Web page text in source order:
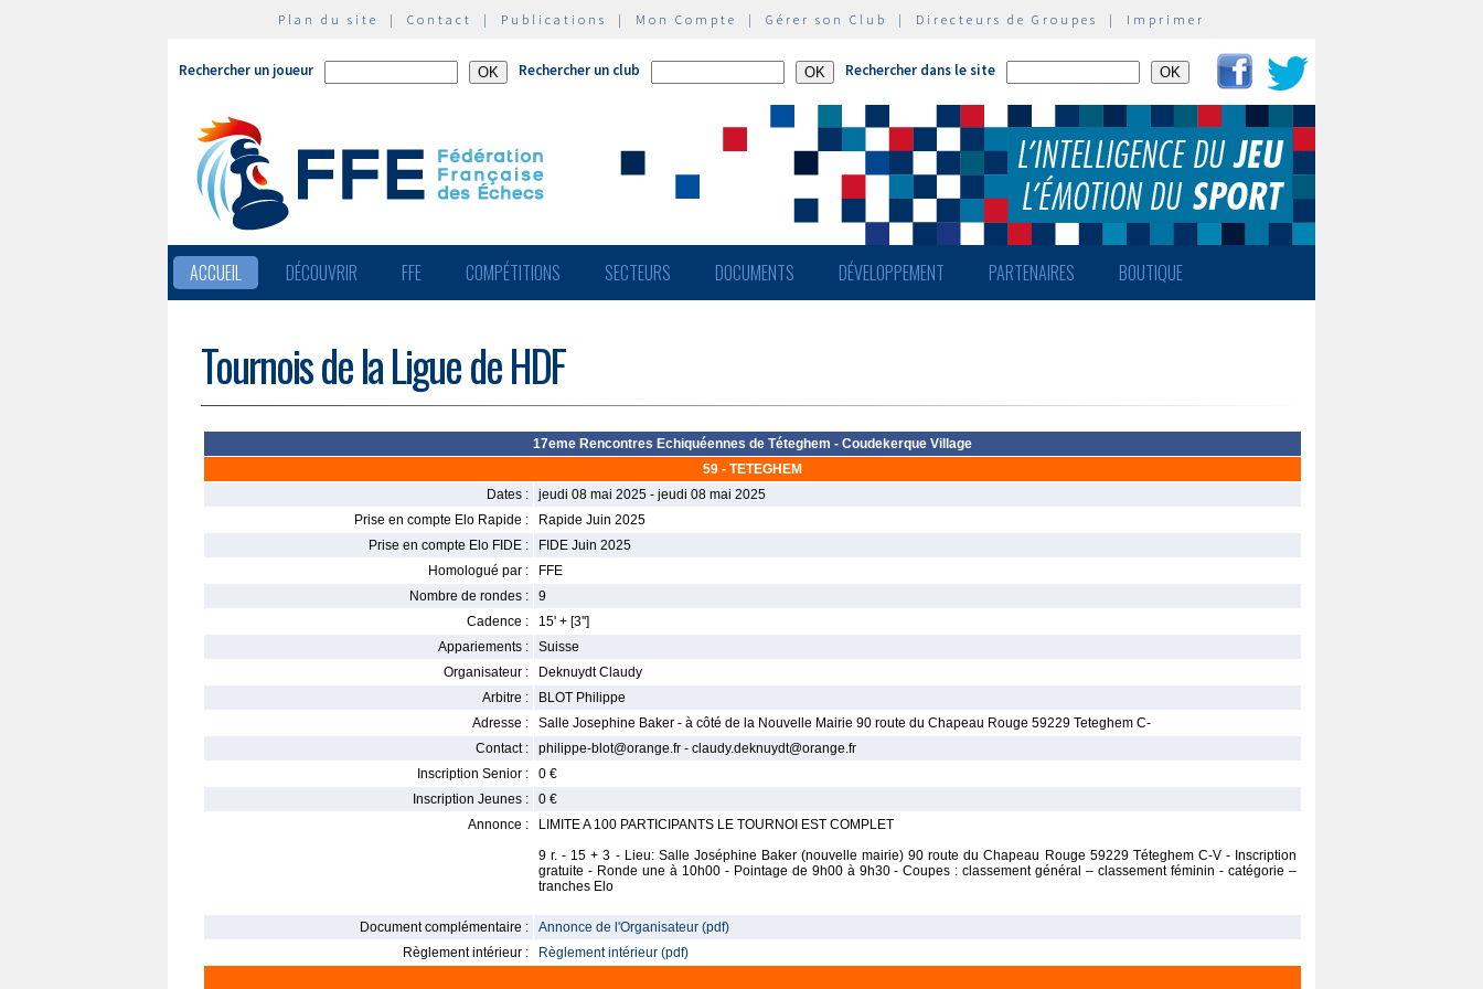
Plan du site | Contact | Publications | Mon Compte | Gérer son Club | Directeurs de Groupes | Imprimer
Rechercher un joueur Rechercher un club Rechercher dans le site
ACCUEIL DÉCOUVRIR FFE COMPÉTITIONS SECTEURS DOCUMENTS DÉVELOPPEMENT PARTENAIRES BOUTIQUE
Tournois de la Ligue de HDF
17eme Rencontres Echiquéennes de Téteghem - Coudekerque Village
59 - TETEGHEM
Dates :
jeudi 08 mai 2025 - jeudi 08 mai 2025
Prise en compte Elo Rapide :
Rapide Juin 2025
Prise en compte Elo FIDE :
FIDE Juin 2025
Homologué par :
FFE
Nombre de rondes :
9
Cadence :
15' + [3'']
Appariements :
Suisse
Organisateur :
Deknuydt Claudy
Arbitre :
BLOT Philippe
Adresse :
Salle Josephine Baker - à côté de la Nouvelle Mairie 90 route du Chapeau Rouge 59229 Teteghem C-
Contact :
philippe-blot@orange.fr - claudy.deknuydt@orange.fr
Inscription Senior :
0 €
Inscription Jeunes :
0 €
Annonce :
LIMITE A 100 PARTICIPANTS LE TOURNOI EST COMPLET
9 r. - 15 + 3 - Lieu: Salle Joséphine Baker (nouvelle mairie) 90 route du Chapeau Rouge 59229 Téteghem C-V - Inscription
gratuite - Ronde une à 10h00 - Pointage de 9h00 à 9h30 - Coupes : classement général – classement féminin - catégorie –
tranches Elo
Document complémentaire :
Annonce de l'Organisateur (pdf)
Règlement intérieur :
Règlement intérieur (pdf)